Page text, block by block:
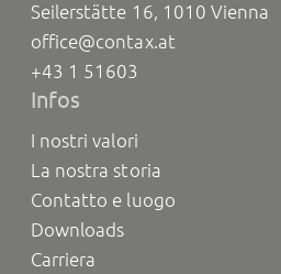
Seilerstätte 16, 1010 Vienna
office@contax.at
+43 1 51603
Infos
I nostri valori
La nostra storia
Contatto e luogo
Downloads
Carriera